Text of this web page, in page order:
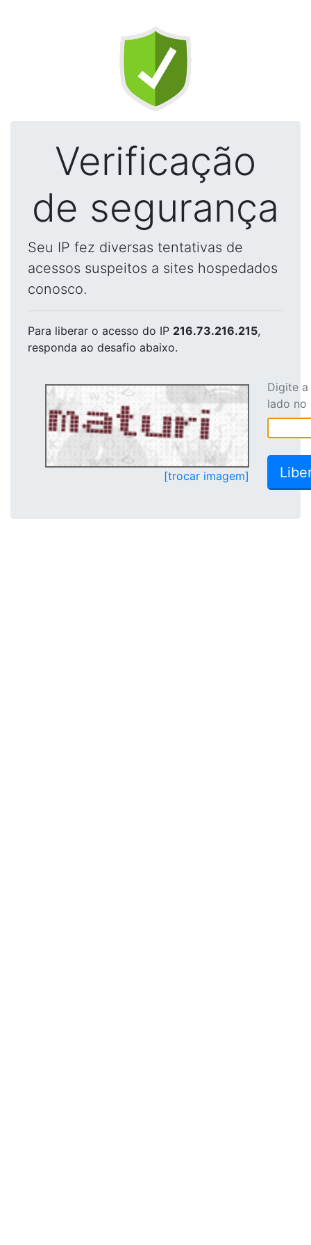
Verificação
de segurança
Seu IP fez diversas tentativas de
acessos suspeitos a sites hospedados
conosco.
Para liberar o acesso do IP 216.73.216.215,
responda ao desafio abaixo.
[trocar imagem]
Digite
lado no